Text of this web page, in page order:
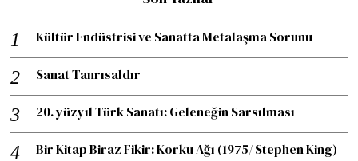
Kültür Endüstrisi ve Sanatta Metalaşma Sorunu
Sanat Tanrısaldır
20. yüzyıl Türk Sanatı: Geleneğin Sarsılması
Bir Kitap Biraz Fikir: Korku Ağı (1975/ Stephen King)